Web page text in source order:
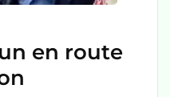
en route